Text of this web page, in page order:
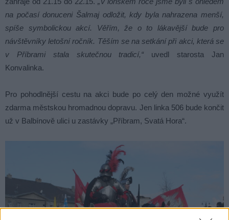
na počasí donuceni Šalmaj odložit, kdy byla nahrazena menší,
spíše symbolickou akcí. Věřím, že o to lákavější bude pro
návštěvníky letošní ročník. Těším se na setkání při akci, která se
v Příbrami stala skutečnou tradicí,“ uvedl starosta Jan
Konvalinka.
Pro pohodlnější cestu na akci bude po celý den možné využít
zdarma městskou hromadnou dopravu. Jen linka 506 bude končit
už v Balbínově ulici u zastávky „Příbram, Svatá Hora“.